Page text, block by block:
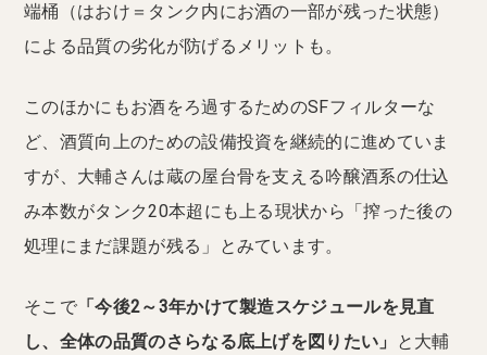
端桶（はおけ＝タンク内にお酒の一部が残った状態）
による品質の劣化が防げるメリットも。
このほかにもお酒をろ過するためのSFフィルターな
ど、酒質向上のための設備投資を継続的に進めていま
すが、大輔さんは蔵の屋台骨を支える吟醸酒系の仕込
み本数がタンク20本超にも上る現状から「搾った後の
処理にまだ課題が残る」とみています。
そこで「今後2～3年かけて製造スケジュールを見直
し、全体の品質のさらなる底上げを図りたい」
と大輔